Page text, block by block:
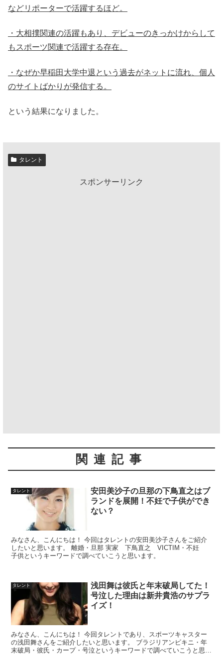
などリポーターで活躍するほど。
・大相撲関連の活躍もあり、デビューのきっかけからして
もスポーツ関連で活躍する存在。
・なぜか早稲田大学中退という過去がネットに流れ、個人
のサイトばかりが発信する。
という結果になりました。
タレント
スポンサーリンク
関連記事
タレント
安田美沙子の旦那の下鳥直之はブ
ランドを展開！不妊で子供ができ
ない？
みなさん、こんにちは！ 今回はタレントの安田美沙子さんをご紹介
したいと思います。 離婚・旦那 実家 下鳥直之 VICTIM・不妊
子供というキーワードで調べていこうと思います。
タレント
浅田舞は彼氏と年末破局してた！
号泣した理由は新井貴浩のサプラ
イズ！
みなさん、こんにちは！ 今回タレントであり、スポーツキャスター
の浅田舞さんをご紹介したいと思います。 ブラジリアンビキニ・年
末破局・彼氏・カープ・号泣というキーワードで調べていこうと思い